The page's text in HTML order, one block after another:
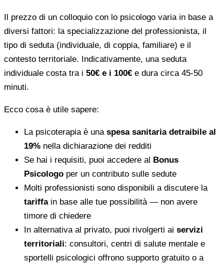
Il prezzo di un colloquio con lo psicologo varia in base a
diversi fattori: la specializzazione del professionista, il
tipo di seduta (individuale, di coppia, familiare) e il
contesto territoriale. Indicativamente, una seduta
individuale costa tra i 50€ e i 100€ e dura circa 45-50
minuti.
Ecco cosa è utile sapere:
La psicoterapia è una spesa sanitaria detraibile al
19% nella dichiarazione dei redditi
Se hai i requisiti, puoi accedere al Bonus
Psicologo per un contributo sulle sedute
Molti professionisti sono disponibili a discutere la
tariffain base alle tue possibilità — non avere
timore di chiedere
In alternativa al privato, puoi rivolgerti ai servizi
territoriali: consultori, centri di salute mentale e
sportelli psicologici offrono supporto gratuito o a